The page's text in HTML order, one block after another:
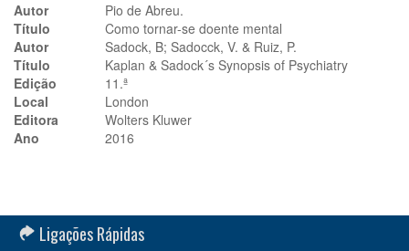
Autor
Pio de Abreu.
Título
Como tornar-se doente mental
Autor
Sadock, B; Sadocck, V. & Ruiz, P.
Título
Kaplan & Sadock´s Synopsis of Psychiatry
Edição
11.ª
Local
London
Editora
Wolters Kluwer
Ano
2016
Ligações Rápidas